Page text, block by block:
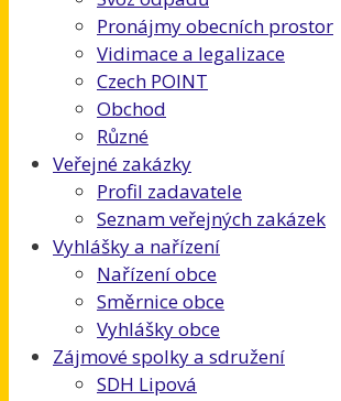
Pronájmy obecních prostor
Vidimace a legalizace
Czech POINT
Obchod
Různé
Veřejné zakázky
Profil zadavatele
Seznam veřejných zakázek
Vyhlášky a nařízení
Nařízení obce
Směrnice obce
Vyhlášky obce
Zájmové spolky a sdružení
SDH Lipová